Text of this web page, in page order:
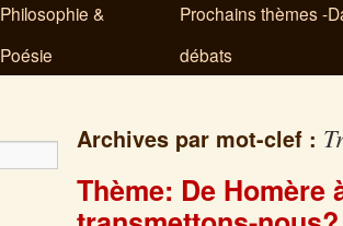
Philosophie &
Poésie
Prochains thèmes -
débats
Archives par mot-clef :
Thème: De Homère